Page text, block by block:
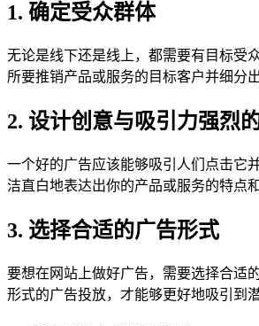
1. 确定受众群体
无论是线下还是线上，都需要有目标受
所要推销产品或服务的目标客户并细分
2. 设计创意与吸引力强烈
一个好的广告应该能够吸引人们点击它
洁直白地表达出你的产品或服务的特点和
3. 选择合适的广告形式
要想在网站上做好广告，需要选择合适
形式的广告投放，才能够更好地吸引到